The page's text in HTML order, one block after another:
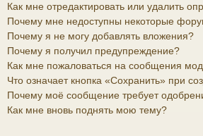
Как мне отредактировать или удалить
Почему мне недоступны некоторые
Почему я не могу добавлять вложения?
Почему я получил предупреждение?
Как мне пожаловаться на сообщения
Что означает кнопка «Сохранить» при
Почему моё сообщение требует
Как мне вновь поднять мою тему?